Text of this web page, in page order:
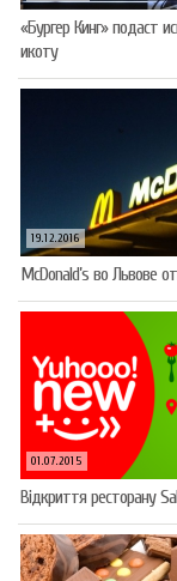
«Бургер Кинг» подаст
икоту
19.12.2016
McDonald’s во Львове
01.07.2015
Відкриття ресторану